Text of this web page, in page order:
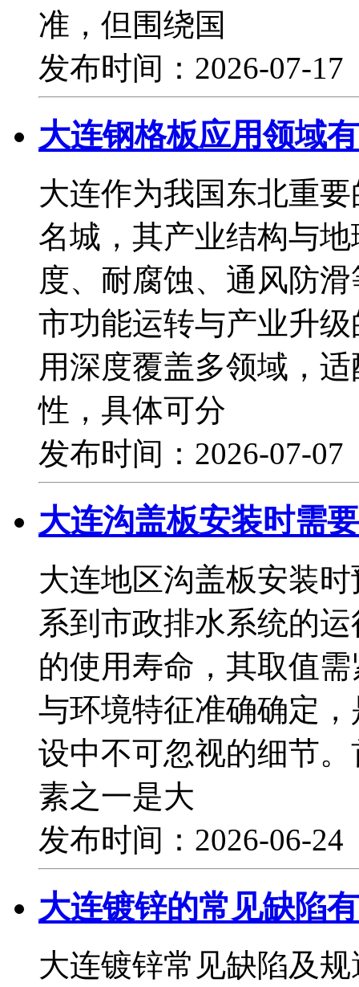
准，但围绕国
发布时间：2026-07-
大连钢格板应用领域
大连作为我国东北重
名城，其产业结构与
度、耐腐蚀、通风防
市功能运转与产业升
用深度覆盖多领域，
性，具体可分
发布时间：2026-07-
大连沟盖板安装时需
大连地区沟盖板安装
系到市政排水系统的
的使用寿命，其取值
与环境特征准确确定
设中不可忽视的细节
素之一是大
发布时间：2026-06-
大连镀锌的常见缺陷
大连镀锌常见缺陷及